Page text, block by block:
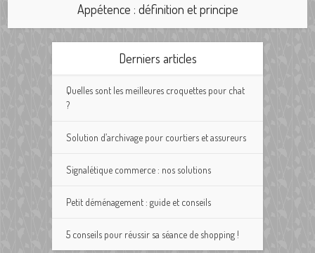
Appétence : définition et principe
Derniers articles
Quelles sont les meilleures croquettes pour chat
?
Solution d’archivage pour courtiers et assureurs
Signalétique commerce : nos solutions
Petit déménagement : guide et conseils
5 conseils pour réussir sa séance de shopping !